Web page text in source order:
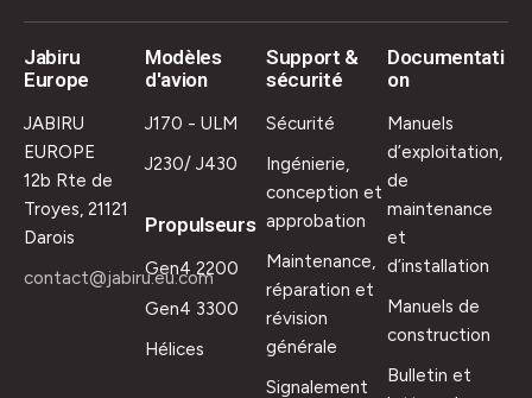
Jabiru
Europe
JABIRU
EUROPE
12b Rte de
Troyes, 21121
Darois
contact@jabiru.eu.com
Modèles
d'avion
J170 - ULM
J230/ J430
Propulseurs
Gen4 2200
Gen4 3300
Hélices
Support &
sécurité
Sécurité
Ingénierie,
conception et
approbation
Maintenance,
réparation et
révision
générale
Signalement
Documentati
on
Manuels
d’exploitation,
de
maintenance
et
d’installation
Manuels de
construction
Bulletin et